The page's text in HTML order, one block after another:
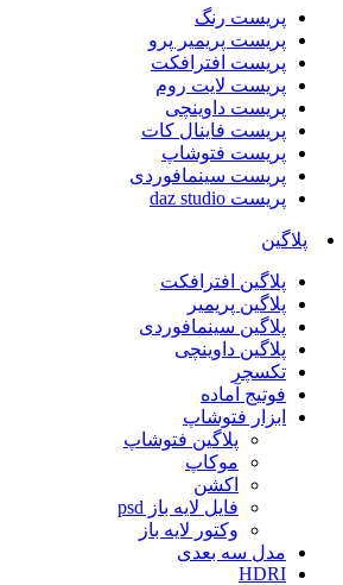
پریست رنگ
پریست پریمیر پرو
پریست افترافکت
پریست لایت روم
پریست داوینچی
پریست فاینال کات
پریست فتوشاپ
پریست سینمافوردی
پریست daz studio
پلاگین
پلاگین افترافکت
پلاگین پریمیر
پلاگین سینمافوردی
پلاگین داوینچی
تکسچر
فوتیج آماده
ابزار فتوشاپ
پلاگین فتوشاپ
موکاپ
اکشن
فایل لایه باز psd
وکتور لایه باز
مدل سه بعدی
HDRI